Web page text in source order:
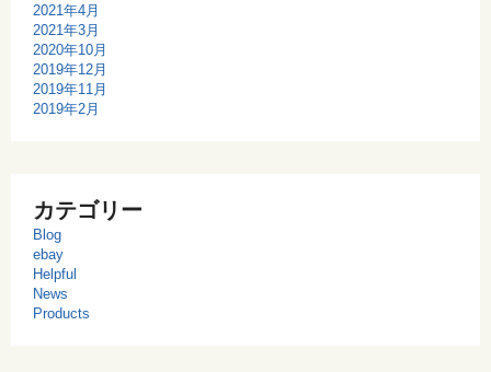
2021年4月
2021年3月
2020年10月
2019年12月
2019年11月
2019年2月
カテゴリー
Blog
ebay
Helpful
News
Products